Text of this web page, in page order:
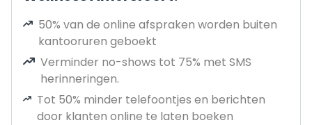
50% van de online afspraken worden buiten
kantooruren geboekt
Verminder no-shows tot 75% met SMS
herinneringen.
Tot 50% minder telefoontjes en berichten
door klanten online te laten boeken